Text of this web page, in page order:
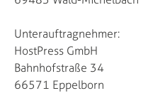
Unterauftragnehmer:
HostPress GmbH
Bahnhofstraße 34
66571 Eppelborn